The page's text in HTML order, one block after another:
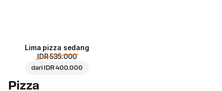
Lima pizza sedang
IDR 535.000
dari IDR 400.000
Pizza